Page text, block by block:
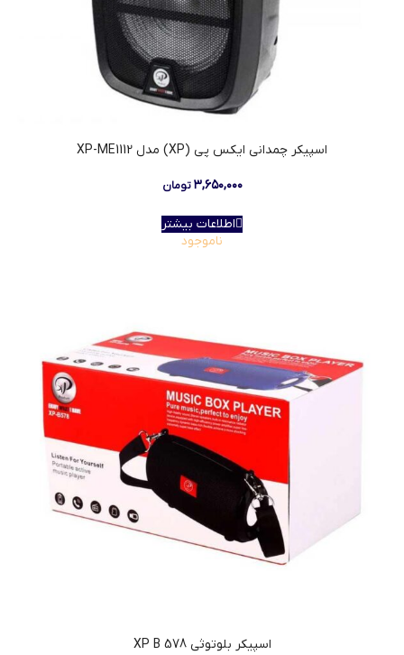
اسپیکر چمدانی ایکس پی (XP) مدل XP-ME1112
۳,۶۵۰,۰۰۰ تومان
اطلاعات بیشتر
ناموجود
اسپيکر بلوتوثي XP B 578